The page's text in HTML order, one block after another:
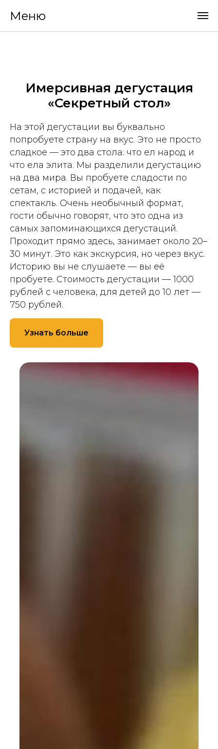
Меню
Имерсивная дегустация
«Секретный стол»
На этой дегустации вы буквально
попробуете страну на вкус. Это не просто
сладкое — это два стола: что ел народ и
что ела элита. Мы разделили дегустацию
на два мира. Вы пробуете сладости по
сетам, с историей и подачей, как
спектакль. Очень необычный формат,
гости обычно говорят, что это одна из
самых запоминающихся дегустаций.
Проходит прямо здесь, занимает около 20–
30 минут. Это как экскурсия, но через вкус.
Историю вы не слушаете — вы её
пробуете. Стоимость дегустации — 1000
рублей с человека, для детей до 10 лет —
750 рублей.
Узнать больше